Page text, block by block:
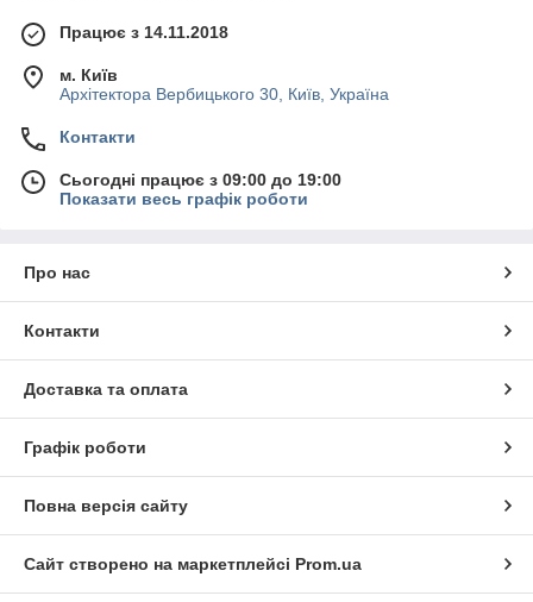
Працює з 14.11.2018
м. Київ
Архітектора Вербицького 30, Київ, Україна
Контакти
Сьогодні працює з 09:00 до 19:00
Показати весь графік роботи
Про нас
Контакти
Доставка та оплата
Графік роботи
Повна версія сайту
Сайт створено на маркетплейсі Prom.ua